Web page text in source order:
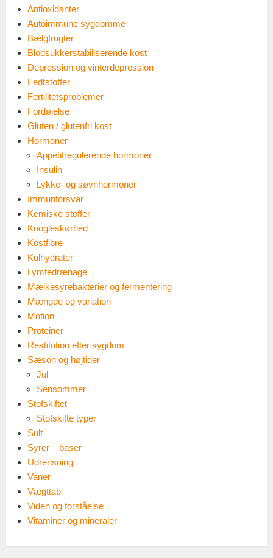
Antioxidanter
Autoimmune sygdomme
Bælgfrugter
Blodsukkerstabiliserende kost
Depression og vinterdepression
Fedtstoffer
Fertilitetsproblemer
Fordøjelse
Gluten / glutenfri kost
Hormoner
Appetitregulerende hormoner
Insulin
Lykke- og søvnhormoner
Immunforsvar
Kemiske stoffer
Knogleskørhed
Kostfibre
Kulhydrater
Lymfedrænage
Mælkesyrebakterier og fermentering
Mængde og variation
Motion
Proteiner
Restitution efter sygdom
Sæson og højtider
Jul
Sensommer
Stofskiftet
Stofskifte typer
Sult
Syrer – baser
Udrensning
Vaner
Vægttab
Viden og forståelse
Vitaminer og mineraler